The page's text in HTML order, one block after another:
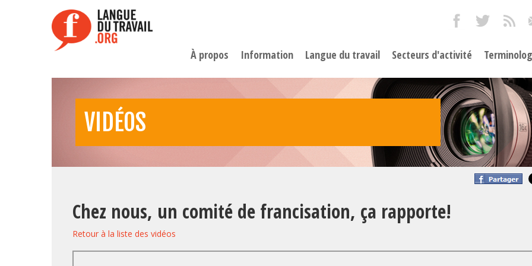
À propos Information Langue du travail Secteurs d'activité
VIDÉOS
Chez nous, un comité de francisation, ça rapporte!
Retour à la liste des vidéos